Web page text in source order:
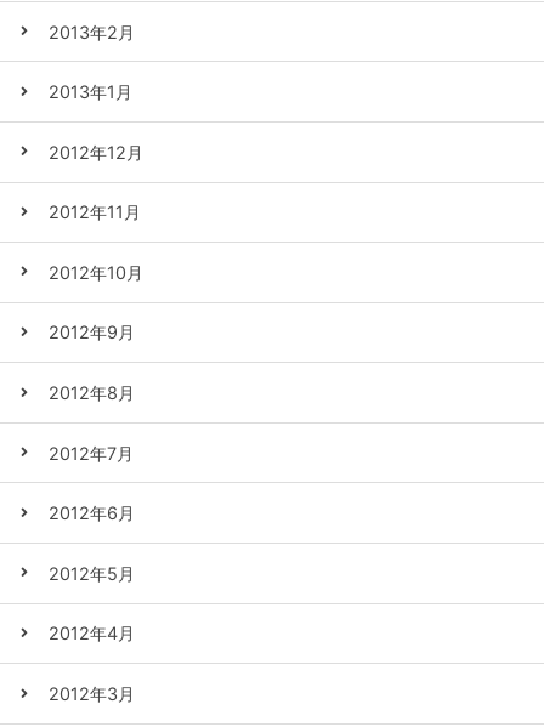
2013年2月
2013年1月
2012年12月
2012年11月
2012年10月
2012年9月
2012年8月
2012年7月
2012年6月
2012年5月
2012年4月
2012年3月